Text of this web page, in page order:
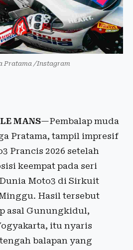
Pratama /Instagram
MANS—Pembalap muda
Pratama, tampil impresif
Prancis 2026 setelah
keempat pada seri
Moto3 di Sirkuit
Hasil tersebut
asal Gunungkidul,
itu nyaris
balapan yang